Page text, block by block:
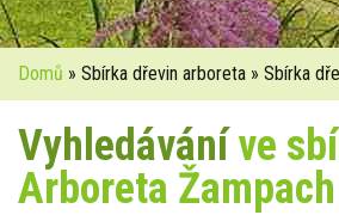
Domů » Sbírka dřevin arboreta » Sbírka
Vyhledáváníve
Arboreta Žampach